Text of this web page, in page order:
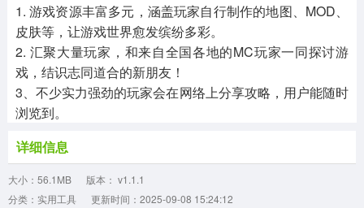
1. 游戏资源丰富多元，涵盖玩家自行制作的地图、MOD、
皮肤等，让游戏世界愈发缤纷多彩。
2. 汇聚大量玩家，和来自全国各地的MC玩家一同探讨游
戏，结识志同道合的新朋友！
3、不少实力强劲的玩家会在网络上分享攻略，用户能随时
浏览到。
详细信息
大小：56.1MB
版本： v1.1.1
分类：实用工具
更新时间：2025-09-08 15:24:12